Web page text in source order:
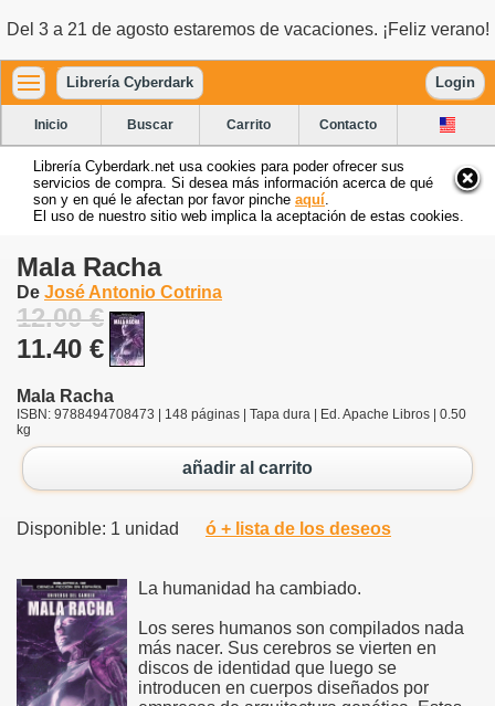
Del 3 a 21 de agosto estaremos de vacaciones. ¡Feliz verano!
Librería Cyberdark Login
Inicio Buscar Carrito Contacto
Librería Cyberdark.net usa cookies para poder ofrecer sus
servicios de compra. Si desea más información acerca de qué
son y en qué le afectan por favor pinche aquí
El uso de nuestro sitio web implica la aceptación de estas cookies.
Mala Racha
De José Antonio Cotrina
12.00 €
11.40 €
Mala Racha
ISBN: 9788494708473 | 148 páginas | Tapa dura | Ed. Apache Libros | 0.50
kg
añadir al carrito
Disponible: 1 unidad ó + lista de los deseos
La humanidad ha cambiado.
Los seres humanos son compilados nada
más nacer. Sus cerebros se vierten en
discos de identidad que luego se
introducen en cuerpos diseñados por